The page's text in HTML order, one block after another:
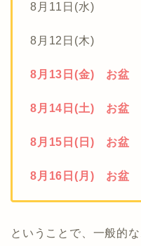
8月11日(水)
8月12日(木)
8月13日(金) お盆
8月14日(土) お盆
8月15日(日) お盆
8月16日(月) お盆
ということで、一般的